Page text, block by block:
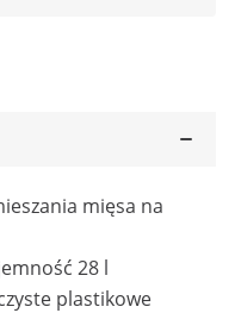
mięsa na
28 l
plastikowe